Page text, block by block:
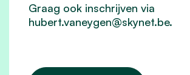
Graag ook inschrijven via
hubert.vaneygen@skynet.be.